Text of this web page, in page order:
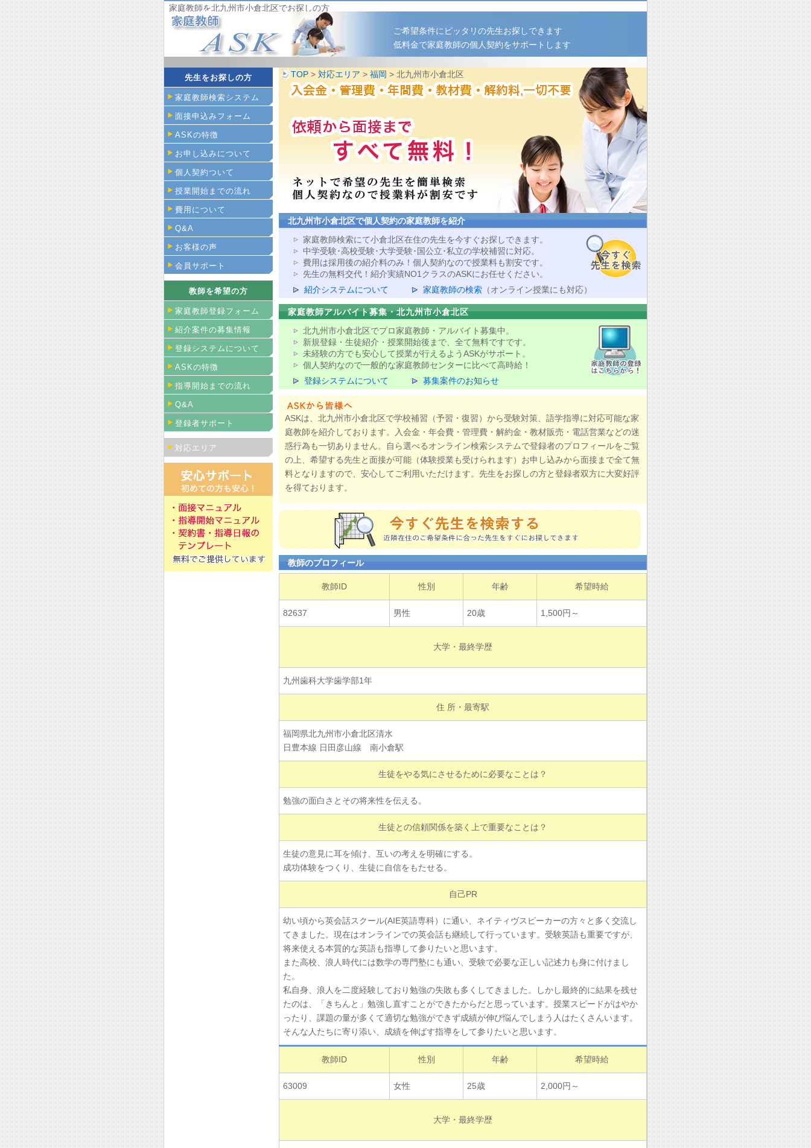
家庭教師を北九州市小倉北区でお探しの方
ご希望条件にピッタリの先生お探しできます
低料金で家庭教師の個人契約をサポートします
TOP > 対応エリア > 福岡 > 北九州市小倉北区
北九州市小倉北区で個人契約の家庭教師を紹介
家庭教師検索にて小倉北区在住の先生を今すぐお探しできます。
中学受験･高校受験･大学受験･国公立･私立の学校補習に対応。
費用は採用後の紹介料のみ！個人契約なので授業料も割安です。
先生の無料交代！紹介実績NO1クラスのASKにお任せください。
紹介システムについて
家庭教師の検索 （オンライン授業にも対応）
家庭教師アルバイト募集・北九州市小倉北区
北九州市小倉北区でプロ家庭教師・アルバイト募集中。
新規登録・生徒紹介・授業開始後まで、全て無料ですです。
未経験の方でも安心して授業が行えるようASKがサポート。
個人契約なので一般的な家庭教師センターに比べて高時給！
登録システムについて
募集案件のお知らせ
ASKは、北九州市小倉北区で学校補習（予習・復習）から受験対策、語学指導に対応可能な家
庭教師を紹介しております。入会金・年会費・管理費・解約金・教材販売・電話営業などの迷
惑行為も一切ありません。自ら選べるオンライン検索システムで登録者のプロフィールをご覧
の上、希望する先生と面接が可能（体験授業も受けられます）お申し込みから面接まで全て無
料となりますので、安心してご利用いただけます。先生をお探しの方と登録者双方に大変好評
を得ております。
教師のプロフィール
教師ID 性別 年齢 希望時給
82637 男性 20歳 1,500円～
大学・最終学歴
九州歯科大学歯学部1年
住 所・最寄駅
福岡県北九州市小倉北区清水
日豊本線 日田彦山線 南小倉駅
生徒をやる気にさせるために必要なことは？
勉強の面白さとその将来性を伝える。
生徒との信頼関係を築く上で重要なことは？
生徒の意見に耳を傾け、互いの考えを明確にする。
成功体験をつくり、生徒に自信をもたせる。
自己PR
幼い頃から英会話スクール(AIE英語専科）に通い、ネイティヴスピーカーの方々と多く交流し
てきました。現在はオンラインでの英会話も継続して行っています。受験英語も重要ですが、
将来使える本質的な英語も指導して参りたいと思います。
また高校、浪人時代には数学の専門塾にも通い、受験で必要な正しい記述力も身に付けまし
た。
私自身、浪人を二度経験しており勉強の失敗も多くしてきました。しかし最終的に結果を残せ
たのは、「きちんと」勉強し直すことができたからだと思っています。授業スピードがはやか
ったり、課題の量が多くて適切な勉強ができず成績が伸び悩んでしまう人はたくさんいます。
そんな人たちに寄り添い、成績を伸ばす指導をして参りたいと思います。
教師ID 性別 年齢 希望時給
63009 女性 25歳 2,000円～
大学・最終学歴
先生をお探しの方
家庭教師検索システム
面接申込みフォーム
ASKの特徴
お申し込みについて
個人契約ついて
授業開始までの流れ
費用について
Q&A
お客様の声
会員サポート
教師を希望の方
家庭教師登録フォーム
紹介案件の募集情報
登録システムについて
ASKの特徴
指導開始までの流れ
Q&A
登録者サポート
対応エリア